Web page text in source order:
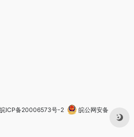
皖ICP备20006573号-2
皖公网安备